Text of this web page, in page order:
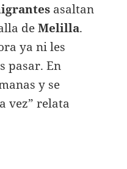
asaltan
deMelilla.
ya ni les
pasar. En
y se
vez” relata